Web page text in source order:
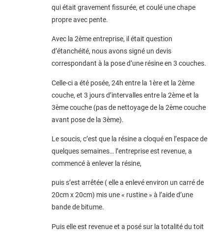
qui était gravement fissurée, et coulé une chape
propre avec pente.
Avec la 2ème entreprise, il était question
d’étanchéité, nous avons signé un devis
correspondant à la pose d’une résine en 3 couches.
Celle-ci a été posée, 24h entre la 1ère et la 2ème
couche, et 3 jours d’intervalles entre la 2ème et la
3ème couche (pas de nettoyage de la 2ème couche
avant pose de la 3ème).
Le soucis, c’est que la résine a cloqué en l’espace de
quelques semaines… l’entreprise est revenue, a
commencé à enlever la résine,
puis s’est arrêtée ( elle a enlevé environ un carré de
20cm x 20cm) mis une « rustine » à l’aide d’une
bande de bitume.
Puis elle est revenue et a posé sur la totalité du toit